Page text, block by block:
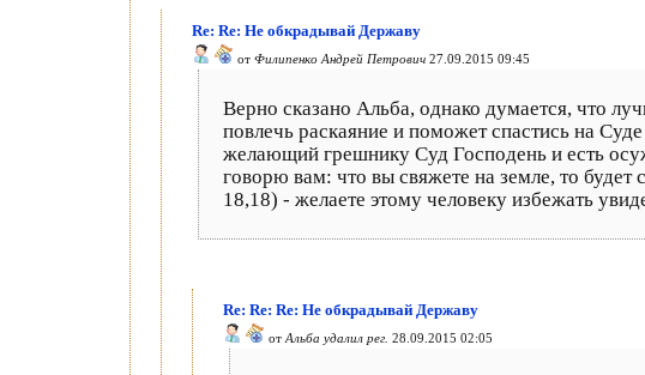
Re: Re: Не обкрадывай Державу
от Филипенко Андрей Петрович 27.09.2015 09:45
Верно сказано Альба, однако думается, что
повлечь раскаяние и поможет спастись на
желающий грешнику Суд Господень и есть
говорю вам: что вы свяжете на земле, то
18,18) - желаете этому человеку избежать
Re: Re: Re: Не обкрадывай Державу
от Альба удалил рег. 28.09.2015 02:05